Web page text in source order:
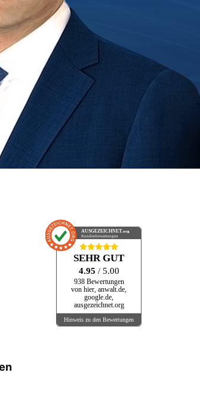
AUSGEZEICHNET.org
Kundenbewertungen
SEHR GUT
4.95 / 5.00
938 Bewertungen
von hier, anwalt.de,
google.de,
ausgezeichnet.org
Hinweis zu den Bewertungen